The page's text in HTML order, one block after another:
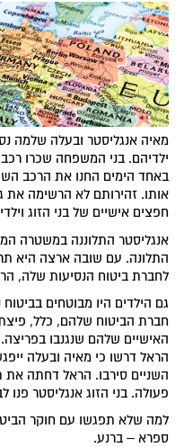
מאיה אנגליסטר ובעלה שלמה
ילדיהם. בני המשפחה שכרו
באחד הימים החנו את הרכב
אותו. זהירותם לא הרשימה את
חפצים אישיים של בני הזוג
אנגליסטר התלוננה במשטרה
התלונה. עם שובה ארצה היא
לחברת ביטוח הנסיעות שלה,
גם הילדים היו מבוטחים
חברת הביטוח שלהם, כלל,
האישיים שלהם שנגנבו
הראל דרשו כי מאיה ובעלה
השניים סירבו. הראל דחתה
פעולה. בני הזוג אנגליסטר
למה שלא תפגשו עם חוקר
ספרא – ברנע.